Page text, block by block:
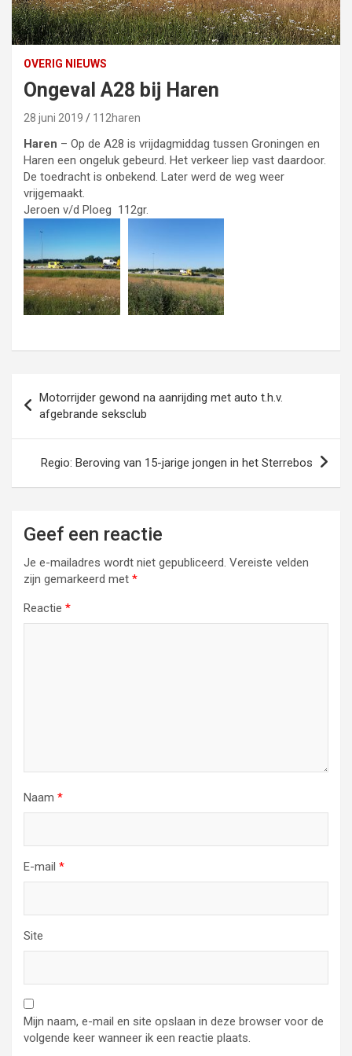
OVERIG NIEUWS
Ongeval A28 bij Haren
28 juni 2019 112haren
Haren – Op de A28 is vrijdagmiddag tussen Groningen en
Haren een ongeluk gebeurd. Het verkeer liep vast daardoor.
De toedracht is onbekend. Later werd de weg weer
vrijgemaakt.
Jeroen v/d Ploeg 112gr.
navigatie
Motorrijder gewond na aanrijding met auto t.h.v.
afgebrande seksclub
Regio: Beroving van 15-jarige jongen in het Sterrebos
Geef een reactie
Je e-mailadres wordt niet gepubliceerd. Vereiste velden
zijn gemarkeerd met *
Reactie *
Naam *
E-mail *
Site
Mijn naam, e-mail en site opslaan in deze browser voor de
volgende keer wanneer ik een reactie plaats.